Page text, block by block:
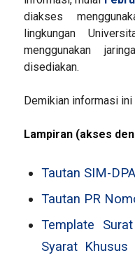
diakses
lingkungan
menggunakan
disediakan.
Demikian informasi
Lampiran (akses
Tautan SIM-DPA
Tautan PR
Template
Syarat